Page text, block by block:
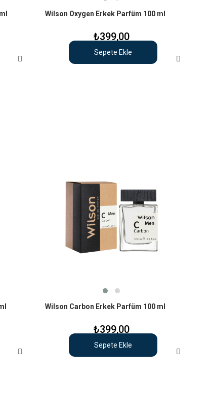
Wilson Oxygen Erkek Parfüm 100 ml
₺399,00
Sepete Ekle
Wilson Carbon Erkek Parfüm 100 ml
₺399,00
Sepete Ekle